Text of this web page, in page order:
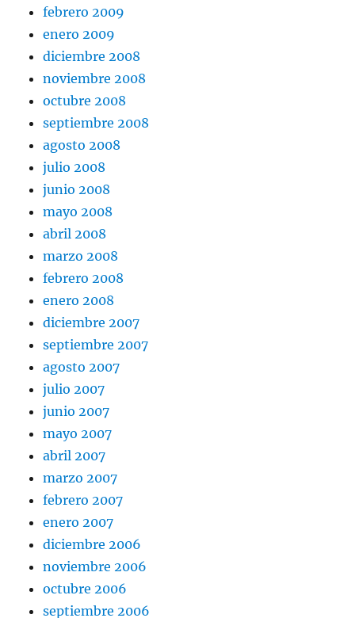
febrero 2009
enero 2009
diciembre 2008
noviembre 2008
octubre 2008
septiembre 2008
agosto 2008
julio 2008
junio 2008
mayo 2008
abril 2008
marzo 2008
febrero 2008
enero 2008
diciembre 2007
septiembre 2007
agosto 2007
julio 2007
junio 2007
mayo 2007
abril 2007
marzo 2007
febrero 2007
enero 2007
diciembre 2006
noviembre 2006
octubre 2006
septiembre 2006